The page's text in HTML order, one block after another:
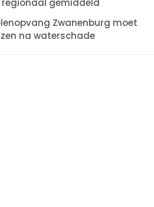
regionaal gemiddeld
Zwanenburg moet
na waterschade